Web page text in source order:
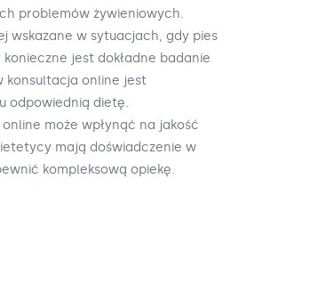
problemów żywieniowych.
wskazane w sytuacjach, gdy pies
jest dokładne badanie
konsultacja online jest
odpowiednią dietę.
może wpłynąć na jakość
mają doświadczenie w
kompleksową opiekę.